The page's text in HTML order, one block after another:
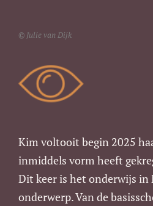
© Julie van Dijk
Kim voltooit begin 2025
inmiddels vorm heeft
Dit keer is het onderwijs in
onderwerp. Van de